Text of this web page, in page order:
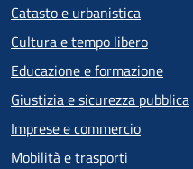
Catasto e urbanistica
Cultura e tempo libero
Educazione e formazione
Giustizia e sicurezza pubblica
Imprese e commercio
Mobilità e trasporti